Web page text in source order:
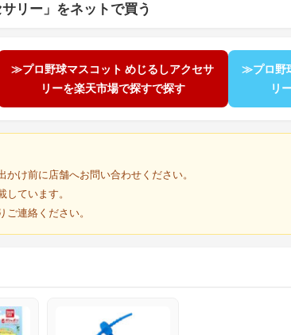
リー」をネットで買う
≫プロ野球マスコット めじるしアクセサ
リーを楽天市場で探すで探す
≫プロ野
リ
け前に店舗へお問い合わせください。
ています。
ご連絡ください。